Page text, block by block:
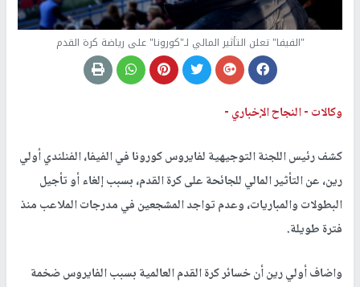
"الفيفا" تعلن التأثير المالي لـ"كورونا" على رياضة كرة القدم
وكالات -النجاح الإخباري -
كشف رئيس اللجنة التوجيهية لفايروس كورونا في الفيفا، الفنلندي أولي
رين، عن التأثير المالي للجائحة على كرة القدم، بسبب إلغاء أو تأجيل
البطولات والمباريات، وعدم تواجد المشجعين في مدرجات الملاعب منذ
فترة طويلة.
واضاف أولي رين أن خسائر كرة القدم العالمية بسبب الفايروس ضخمة